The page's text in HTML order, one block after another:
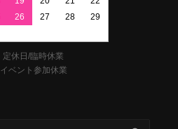
26 27 28
29
定休日/臨時休業
イベント参加休業